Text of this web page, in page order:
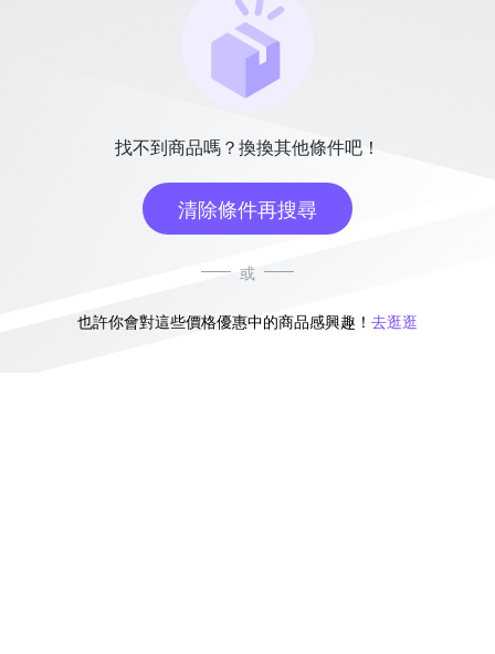
找不到商品嗎？換換其他條件吧！
清除條件再搜尋
或
也許你會對這些價格優惠中的商品感興趣！ 去逛逛